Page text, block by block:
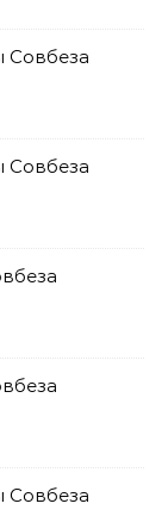
Совбеза
Совбеза
Совбеза